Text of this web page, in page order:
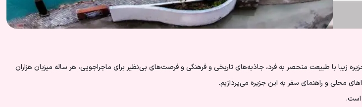
زیبا با طبیعت منحصر به فرد، جاذبه‌های تاریخی و فرهنگی و فرصت‌های بی‌نظیر برای ماجراجویی، هر ساله میزبان هزاران
محلی و راهنمای سفر به این جزیره می‌پردازیم.
است.